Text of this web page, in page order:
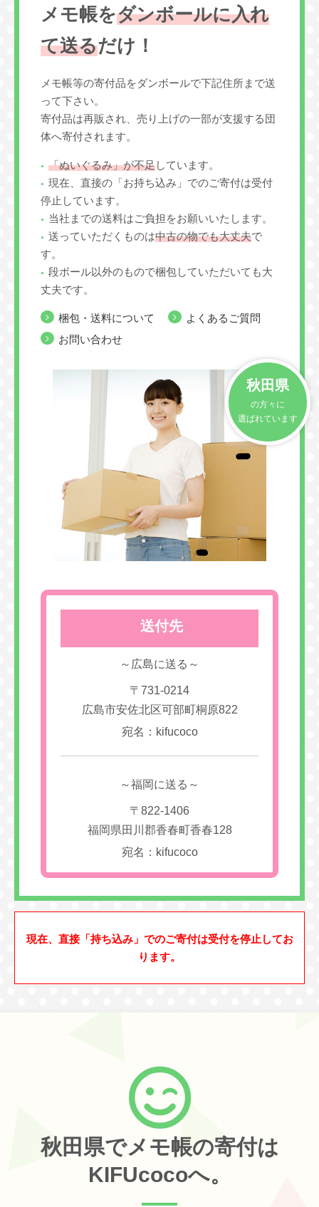
メモ帳をダンボールに入れ
て送るだけ！
メモ帳等の寄付品をダンボールで下記住所まで送
って下さい。
寄付品は再販され、売り上げの一部が支援する団
体へ寄付されます。
「ぬいぐるみ」が不足しています。
現在、直接の「お持ち込み」でのご寄付は受付
停止しています。
当社までの送料はご負担をお願いいたします。
送っていただくものは中古の物でも大丈夫で
す。
段ボール以外のもので梱包していただいても大
丈夫です。
梱包・送料について
よくあるご質問
お問い合わせ
秋田県
の方々に
選ばれています
送付先
～広島に送る～
〒731-0214
広島市安佐北区可部町桐原822
宛名：kifucoco
～福岡に送る～
〒822-1406
福岡県田川郡香春町香春128
宛名：kifucoco
現在、直接「持ち込み」でのご寄付は受付を停止してお
ります。
秋田県でメモ帳の寄付は
KIFUcocoへ。